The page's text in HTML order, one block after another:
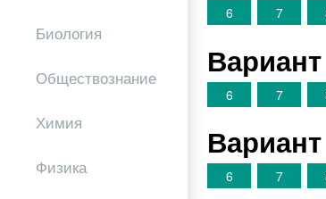
Биология
Обществознание
Химия
Физика
6
7
6
7
6
7